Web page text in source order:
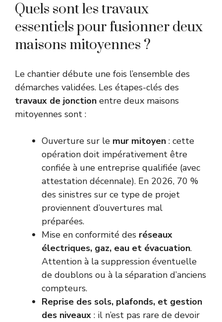
Quels sont les travaux
essentiels pour fusionner deux
maisons mitoyennes ?
Le chantier débute une fois l’ensemble des
démarches validées. Les étapes-clés des
travaux de jonction entre deux maisons
mitoyennes sont :
Ouverture sur le mur mitoyen : cette
opération doit impérativement être
confiée à une entreprise qualifiée (avec
attestation décennale). En 2026, 70 %
des sinistres sur ce type de projet
proviennent d’ouvertures mal
préparées.
Mise en conformité des réseaux
électriques, gaz, eau et évacuation.
Attention à la suppression éventuelle
de doublons ou à la séparation d’anciens
compteurs.
Reprise des sols, plafonds, et gestion
des niveaux : il n’est pas rare de devoir